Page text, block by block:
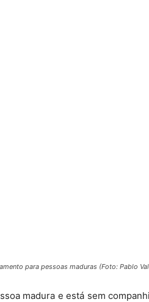
para pessoas maduras (Foto: Pablo
madura e está sem